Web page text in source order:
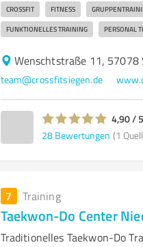
CROSSFIT FITNESS
FUNKTIONELLES TRAINING PERSONAL
Wenschtstraße 11, 57078
team@crossfitsiegen.de
4,90 /
28 Bewertungen (1
7 Training
Taekwon-Do Center
Traditionelles Taekwon-Do